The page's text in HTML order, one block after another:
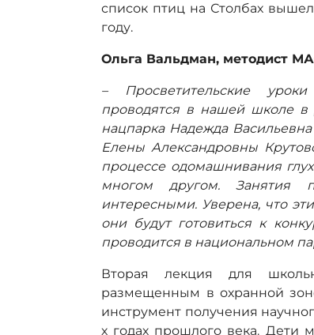
список птиц на Столбах
году.
Ольга Вальдман, методист
– Просветительские
проводятся в нашей школе в
нацпарка Надежда
Елены Александровны
процессе одомашнивания
многом другом. Занятия
интересными. Уверена, что
они будут готовиться к
проводится в национальном
Вторая лекция для
размещенным в охранной
инструмент получения
х годах прошлого века. Дети